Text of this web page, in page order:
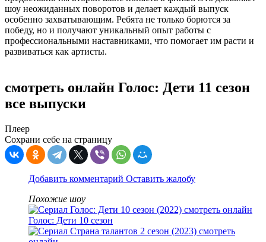
шоу неожиданных поворотов и делает каждый выпуск
особенно захватывающим. Ребята не только борются за
победу, но и получают уникальный опыт работы с
профессиональными наставниками, что помогает им расти и
развиваться как артисты.
смотреть онлайн Голос: Дети 11 сезон
все выпуски
Плеер
Сохрани себе на страницу
Добавить комментарий Оставить жалобу
Похожие шоу
Голос: Дети 10 сезон